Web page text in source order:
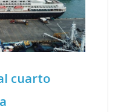
cuarto